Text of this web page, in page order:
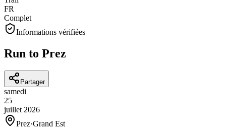
FR
Complet
Informations vérifiées
Run to Prez
Partager
samedi
25
juillet 2026
Prez·Grand Est